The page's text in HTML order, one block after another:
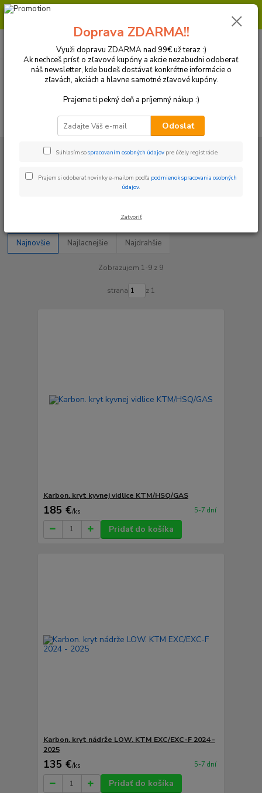
Milí zákazníci, pri objednávke nad 99€ získate poštovné ZDARMA.
(Po-Pia, 8:30-16:30 hod.)
Doplnky / Príslušenstvo / Servis Karbonové diely
Karbonové diely
Najnovšie Najlacnejšie Najdrahšie
Zobrazujem 1-9 z 9
strana z 1
Karbon. kryt kyvnej vidlice KTM/HSQ/GAS
185 €/ks 5-7 dní
Pridať do košíka
Karbon. kryt nádrže LOW. KTM EXC/EXC-F 2024 -
2025
135 €/ks 5-7 dní
Pridať do košíka
Doprava ZDARMA!!
Využi dopravu ZDARMA nad 99€ už teraz :)
Ak nechceš prísť o zľavové kupóny a akcie nezabudni odoberať
náš newsletter, kde budeš dostávať konkrétne informácie o
zľavách, akciách a hlavne samotné zľavové kupóny.
Prajeme ti pekný deň a príjemný nákup :)
Odoslať
Súhlasím sospracovaním osobných údajov pre účely registrácie.
Prajem si odoberať novinky e-mailom podľa podmienok spracovania osobných
údajov.
Zatvoriť